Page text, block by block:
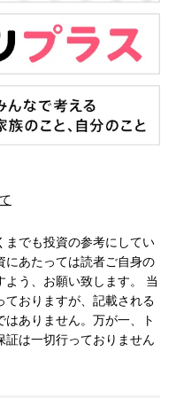
までも投資の参考にしてい
にあたっては読者ご自身の
う、お願い致します。 当
ておりますが、記載される
ありません。万が一、ト
証は一切行っておりません